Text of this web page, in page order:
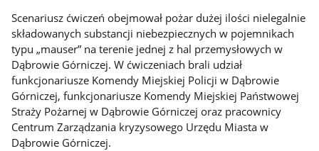
Scenariusz ćwiczeń obejmował pożar dużej ilości nielegalnie
składowanych substancji niebezpiecznych w pojemnikach
typu„mauser” na terenie jednej z hal przemysłowych w
Dąbrowie Górniczej. W ćwiczeniach brali udział
funkcjonariusze Komendy Miejskiej Policjiw Dąbrowie
Górniczej, funkcjonariusze Komendy Miejskiej Państwowej
Straży Pożarnej w Dąbrowie Górniczej oraz pracownicy
Centrum Zarządzania kryzysowego Urzędu Miasta w
Dąbrowie Górniczej.